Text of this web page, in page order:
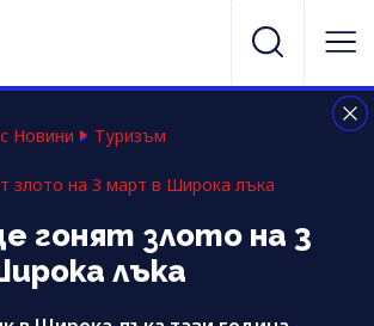
Новини Туризъм
злото на 3 март в Широка лъка
гонят злото на 3
лъка